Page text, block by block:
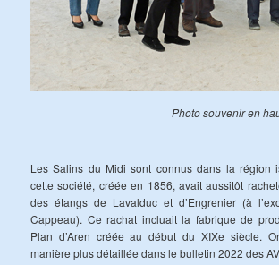
Photo souvenir en
Les Salins du Midi sont connus dans la région
cette société, créée en 1856, avait aussitôt
des étangs de Lavalduc et d’Engrenier (à
Cappeau). Ce rachat incluait la fabrique de
Plan d’Aren créée au début du XIXe siècle.
manière plus détaillée dans le bulletin 2022 des